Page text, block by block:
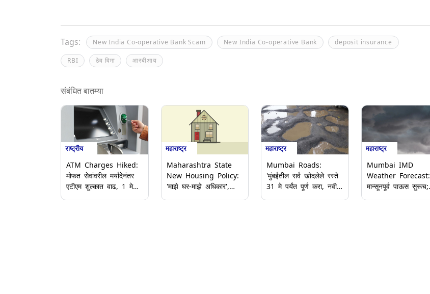
Tags: New India Co-operative Bank Scam New India Co-operative Bank deposit insurance
RBI ठेव विमा आरबीआय
संबंधित बातम्या
राष्ट्रीय
ATM Charges Hiked:
मोफत सेवांवरील मर्यादेनंतर
एटीएम शुल्कात वाढ, 1 मे
महाराष्ट्र
Maharashtra State
New Housing Policy:
'माझे घर-माझे अधिकार',
महाराष्ट्र
Mumbai Roads:
'मुंबईतील सर्व खोदलेले रस्ते
31 मे पर्यंत पूर्ण करा, नवीन
महाराष्ट्र
Mumbai IMD
Weather Forecast:
मान्सूनपूर्व पाऊस सुरूच;